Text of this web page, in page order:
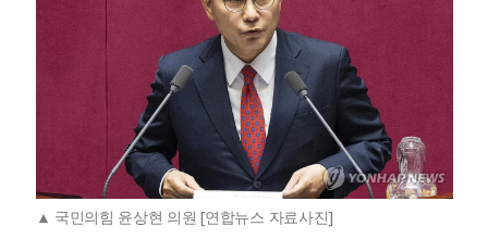
국민의힘 윤상현 의원 [연합뉴스 자료사진]